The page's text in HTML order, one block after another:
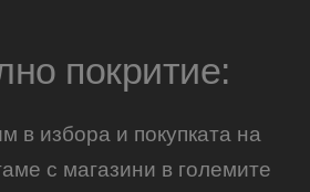
покритие:
в избора и покупката на
с магазини в големите